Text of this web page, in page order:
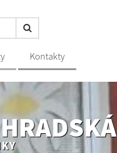
Kontakty